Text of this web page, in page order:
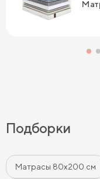
Подборки
Матрасы 80х200 см